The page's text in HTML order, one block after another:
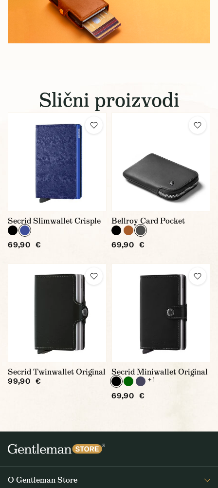
Slični proizvodi
Secrid Slimwallet Crisple
69,90 €
Bellroy Card Pocket
69,90 €
Secrid Twinwallet Original
99,90 €
Secrid Miniwallet Original
+ 1
69,90 €
O Gentleman Store